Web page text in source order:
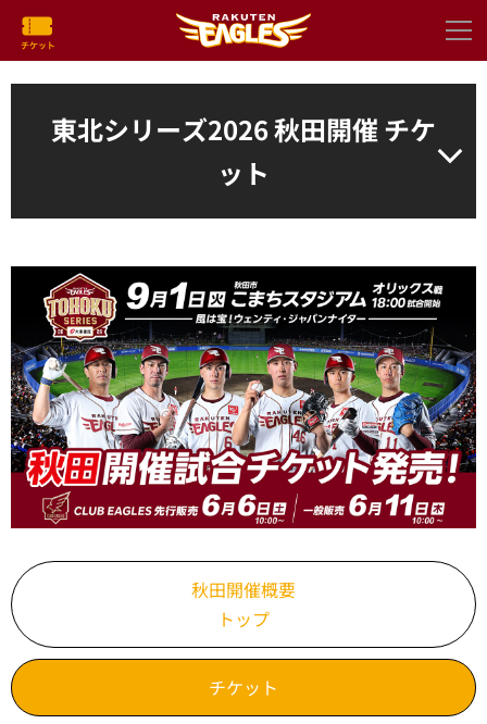
東北シリーズ2026 秋田開催 チケ
ット
秋田開催概要
トップ
チケット